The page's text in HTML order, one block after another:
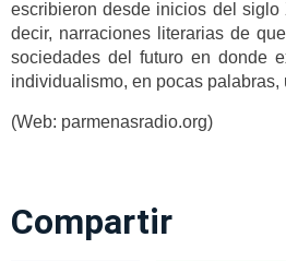
escribieron desde inicios del
decir, narraciones literarias de
sociedades del futuro en donde
individualismo, en pocas
(Web: parmenasradio.org)
Compartir